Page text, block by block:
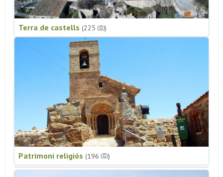
Terra de castells (225 )
Patrimoni religiós (196 )